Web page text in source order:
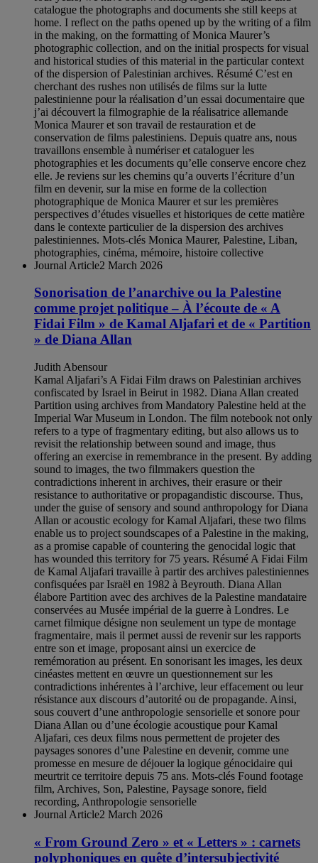
catalogue the photographs and documents she still keeps at
home. I reflect on the paths opened up by the writing of a film
in the making, on the formatting of Monica Maurer’s
photographic collection, and on the initial prospects for visual
and historical studies of this material in the particular context
of the dispersion of Palestinian archives. Résumé C’est en
cherchant des rushes non utilisés de films sur la lutte
palestinienne pour la réalisation d’un essai documentaire que
j’ai découvert la filmographie de la réalisatrice allemande
Monica Maurer et son travail de restauration et de
conservation de films palestiniens. Depuis quatre ans, nous
travaillons ensemble à numériser et cataloguer les
photographies et les documents qu’elle conserve encore chez
elle. Je reviens sur les chemins qu’a ouverts l’écriture d’un
film en devenir, sur la mise en forme de la collection
photographique de Monica Maurer et sur les premières
perspectives d’études visuelles et historiques de cette matière
dans le contexte particulier de la dispersion des archives
palestiniennes. Mots-clés Monica Maurer, Palestine, Liban,
photographies, cinéma, mémoire, histoire collective
Journal Article2 March 2026
Sonorisation de l’anarchive ou la Palestine
comme projet politique – À l’écoute de « A
Fidai Film » de Kamal Aljafari et de « Partition
» de Diana Allan
Judith Abensour
Kamal Aljafari’s A Fidai Film draws on Palestinian archives
confiscated by Israel in Beirut in 1982. Diana Allan created
Partition using archives from Mandatory Palestine held at the
Imperial War Museum in London. The film notebook not only
refers to a type of fragmentary editing, but also allows us to
revisit the relationship between sound and image, thus
offering an exercise in remembrance in the present. By adding
sound to images, the two filmmakers question the
contradictions inherent in archives, their erasure or their
resistance to authoritative or propagandistic discourse. Thus,
under the guise of sensory and sound anthropology for Diana
Allan or acoustic ecology for Kamal Aljafari, these two films
enable us to project soundscapes of a Palestine in the making,
as a promise capable of countering the genocidal logic that
has wounded this territory for 75 years. Résumé A Fidai Film
de Kamal Aljafari travaille à partir des archives palestiniennes
confisquées par Israël en 1982 à Beyrouth. Diana Allan
élabore Partition avec des archives de la Palestine mandataire
conservées au Musée impérial de la guerre à Londres. Le
carnet filmique désigne non seulement un type de montage
fragmentaire, mais il permet aussi de revenir sur les rapports
entre son et image, proposant ainsi un exercice de
remémoration au présent. En sonorisant les images, les deux
cinéastes mettent en œuvre un questionnement sur les
contradictions inhérentes à l’archive, leur effacement ou leur
résistance aux discours d’autorité ou de propagande. Ainsi,
sous couvert d’une anthropologie sensorielle et sonore pour
Diana Allan ou d’une écologie acoustique pour Kamal
Aljafari, ces deux films nous permettent de projeter des
paysages sonores d’une Palestine en devenir, comme une
promesse en mesure de déjouer la logique génocidaire qui
meurtrit ce territoire depuis 75 ans. Mots-clés Found footage
film, Archives, Son, Palestine, Paysage sonore, field
recording, Anthropologie sensorielle
Journal Article2 March 2026
« From Ground Zero » et « Letters » : carnets
polyphoniques en quête d’intersubjectivité